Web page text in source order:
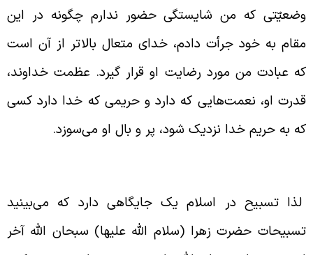
که من شایستگی حضور ندارم چگونه در این
به خود جرأت دادم، خدای متعال بالاتر از آن است
عبادت من مورد رضایت او قرار گیرد. عظمت خداوند،
او، نعمت‌هایی که دارد و حریمی که خدا دارد کسی
به حریم خدا نزدیک شود، پر و بال او می‌سوزد.
تسبیح در اسلام یک جایگاهی دارد که می‌بینید
حضرت زهرا (سلام الله علیها) سبحان الله آخر